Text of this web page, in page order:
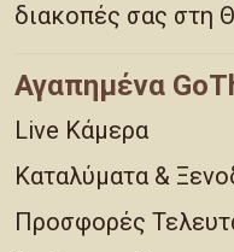
διακοπές σας στη
Αγαπημένα
Live Κάμερα
Καταλύματα &
Προσφορές